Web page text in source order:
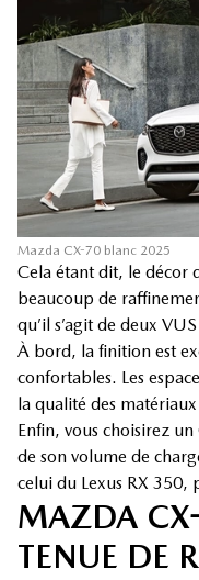
Mazda CX-70 blanc 2025
Cela étant dit, le décor
beaucoup de
qu’il s’agit de deux
À bord, la finition est
confortables. Les
la qualité des
Enfin, vous choisirez
de son volume de
celui du Lexus RX 350,
MAZDA
TENUE DE